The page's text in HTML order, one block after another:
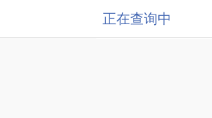
正在查询中